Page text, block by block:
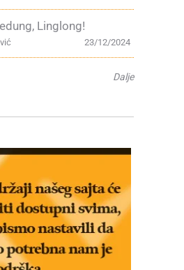
Linglong!
23/12/2024
Dalje